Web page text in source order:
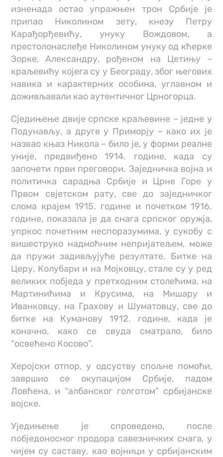
изненада остао упражњен трон Србије је
припао Николином зету, кнезу Петру
Карађорђевићу, унуку Вождовом, а
престолонаслеђе Николином унуку од кћерке
Зорке, Александру, рођеном на Цетињу –
краљевићу којега су у Београду, због његових
навика и карактерних особина, углавном и
доживљавали као аутентичног Црногорца.
Сједињење двије српске краљевине – једне у
Подунављу, а друге у Приморју – како их је
назвао књаз Никола – било је, у форми реалне
уније, предвиђено 1914. године, када су
започети први преговори. Заједничка војна и
политичка сарадња Србије и Црне Горе у
Првом свјетском рату, све до заједничког
слома крајем 1915. године и почетком 1916.
године, показала је да снага српског оружја,
упркос почетним неспоразумима, у сукобу с
вишеструко надмоћним непријатељем, може
да пружи задивљујуће резултате. Битке на
Церу, Колубари и на Мојковцу, стале су у ред
великих побједа у претходним столећима, на
Мартинићима и Крусима, на Мишару и
Иванковцу, на Грахову и Шуматовцу, све до
битке на Куманову 1912. године, када је
коначно, како се свуда сматрало, било
“освећено Косово”.
Херојски отпор, у одсуству спољне помоћи,
завршио се окупацијом Србије, падом
Ловћена, и “албанског голготом” србијанске
војске.
Уједињење је спроведено, после
побједоносног продора савезничких снага, у
чијем су саставу, као војници у србијанским